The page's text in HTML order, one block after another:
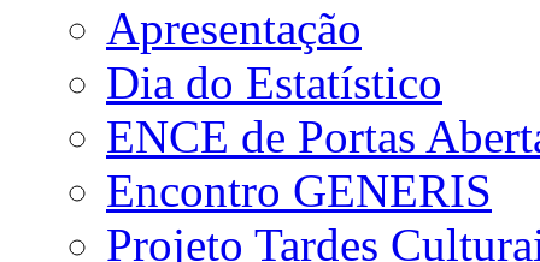
Apresentação
Dia do Estatístico
ENCE de Portas
Encontro GENERIS
Projeto Tardes